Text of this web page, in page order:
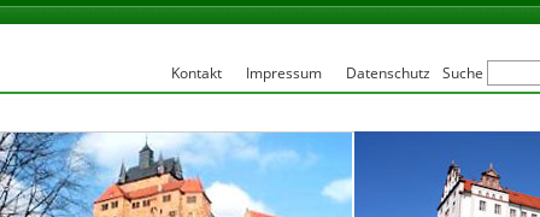
Kontakt Impressum Datenschutz Suche